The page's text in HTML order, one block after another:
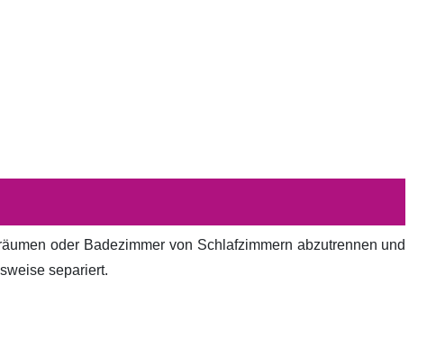
oder Badezimmer von Schlafzimmern abzutrennen und
separiert.